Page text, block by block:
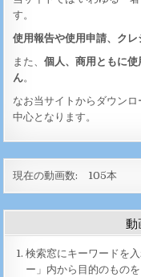
す。
使用報告や使用申請、ク
また、個人、商用ともに使
ん。
なお当サイトからダウン
中心となります。
現在の動画数: 105本
動
検索窓にキーワードを
ー」内から目的のもの